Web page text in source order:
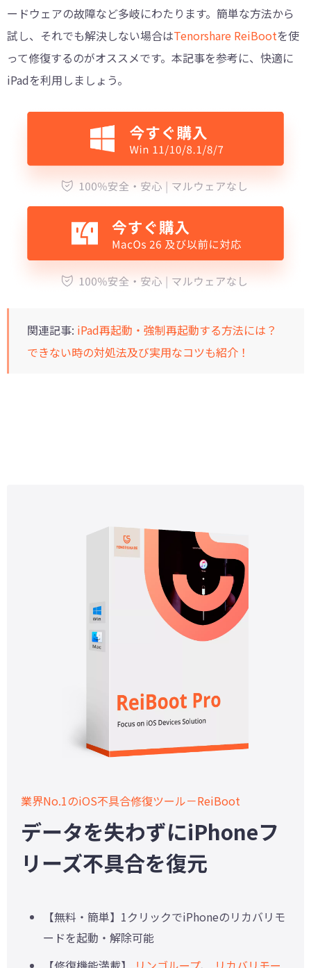
ードウェアの故障など多岐にわたります。簡単な方法から
試し、それでも解決しない場合はTenorshare ReiBootを使
って修復するのがオススメです。本記事を参考に、快適に
iPadを利用しましょう。
関連記事: iPad再起動・強制再起動する方法には？
できない時の対処法及び実用なコツも紹介！
業界No.1のiOS不具合修復ツール－ReiBoot
データを失わずにiPhoneフ
リーズ不具合を復元
【無料・簡単】1クリックでiPhoneのリカバリモ
ードを起動・解除可能